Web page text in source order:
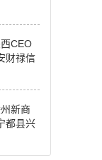
西CEO
财禄信
州新商
都县兴